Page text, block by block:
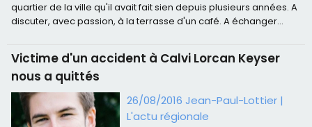
quartier de la ville qu'il avait fait sien depuis plusieurs années. A
discuter, avec passion, à la terrasse d'un café. A échanger...
Victime d'un accident à Calvi Lorcan Keyser
nous a quittés
26/08/2016 Jean-Paul-Lottier |
L'actu régionale